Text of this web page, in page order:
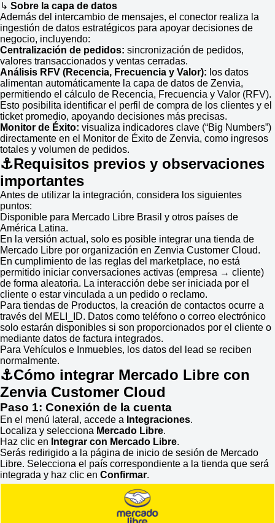
↳ Sobre la capa de datos
Además del intercambio de mensajes, el conector realiza la
ingestión de datos estratégicos para apoyar decisiones de
negocio, incluyendo:
Centralización de pedidos: sincronización de pedidos,
valores transaccionados y ventas cerradas.
Análisis RFV (Recencia, Frecuencia y Valor): los datos
alimentan automáticamente la capa de datos de Zenvia,
permitiendo el cálculo de Recencia, Frecuencia y Valor (RFV).
Esto posibilita identificar el perfil de compra de los clientes y el
ticket promedio, apoyando decisiones más precisas.
Monitor de Éxito: visualiza indicadores clave (“Big Numbers”)
directamente en el Monitor de Éxito de Zenvia, como ingresos
totales y volumen de pedidos.
⚓Requisitos previos y observaciones
importantes
Antes de utilizar la integración, considera los siguientes
puntos:
Disponible para Mercado Libre Brasil y otros países de
América Latina.
En la versión actual, solo es posible integrar una tienda de
Mercado Libre por organización en Zenvia Customer Cloud.
En cumplimiento de las reglas del marketplace, no está
permitido iniciar conversaciones activas (empresa → cliente)
de forma aleatoria. La interacción debe ser iniciada por el
cliente o estar vinculada a un pedido o reclamo.
Para tiendas de Productos, la creación de contactos ocurre a
través del MELI_ID. Datos como teléfono o correo electrónico
solo estarán disponibles si son proporcionados por el cliente o
mediante datos de factura integrados.
Para Vehículos e Inmuebles, los datos del lead se reciben
normalmente.
⚓Cómo integrar Mercado Libre con
Zenvia Customer Cloud
Paso 1: Conexión de la cuenta
En el menú lateral, accede a Integraciones.
Localiza y selecciona Mercado Libre.
Haz clic en Integrar con Mercado Libre.
Serás redirigido a la página de inicio de sesión de Mercado
Libre. Selecciona el país correspondiente a la tienda que será
integrada y haz clic en Confirmar.